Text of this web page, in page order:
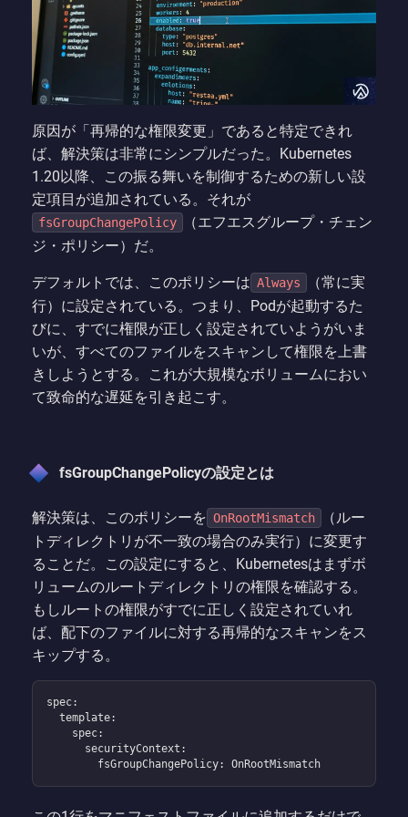
原因が「再帰的な権限変更」であると特定できれ
ば、解決策は非常にシンプルだった。Kubernetes
1.20以降、この振る舞いを制御するための新しい設
定項目が追加されている。それが
fsGroupChangePolicy
（エフエスグループ・チェン
ジ・ポリシー）だ。
デフォルトでは、このポリシーは Always
（常に実
行）に設定されている。つまり、Podが起動するた
びに、すでに権限が正しく設定されていようがいま
いが、すべてのファイルをスキャンして権限を上書
きしようとする。これが大規模なボリュームにおい
て致命的な遅延を引き起こす。
fsGroupChangePolicyの設定とは
解決策は、このポリシーを OnRootMismatch
（ルー
トディレクトリが不一致の場合のみ実行）に変更す
ることだ。この設定にすると、Kubernetesはまずボ
リュームのルートディレクトリの権限を確認する。
もしルートの権限がすでに正しく設定されていれ
ば、配下のファイルに対する再帰的なスキャンをス
キップする。
spec:
        fsGroupChangePolicy: OnRootMismatch